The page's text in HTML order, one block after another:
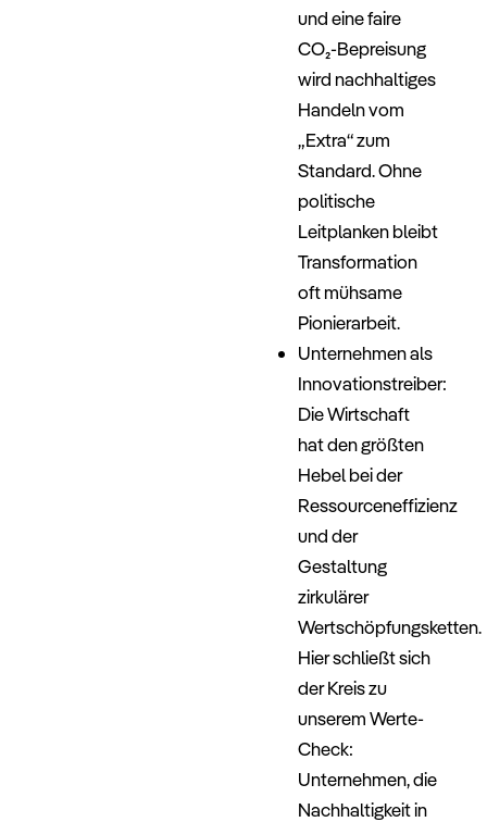
und eine faire
CO₂-Bepreisung
wird nachhaltiges
Handeln vom
„Extra“ zum
Standard. Ohne
politische
Leitplanken bleibt
Transformation
oft mühsame
Pionierarbeit.
Unternehmen als
Innovationstreiber:
Die Wirtschaft
hat den größten
Hebel bei der
Ressourceneffizienz
und der
Gestaltung
zirkulärer
Wertschöpfungsketten.
Hier schließt sich
der Kreis zu
unserem Werte-
Check:
Unternehmen, die
Nachhaltigkeit in